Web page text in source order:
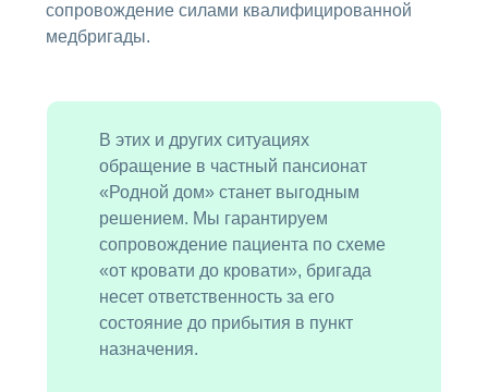
сопровождение силами квалифицированной
медбригады.
В этих и других ситуациях
обращение в частный пансионат
«Родной дом» станет выгодным
решением. Мы гарантируем
сопровождение пациента по схеме
«от кровати до кровати», бригада
несет ответственность за его
состояние до прибытия в пункт
назначения.